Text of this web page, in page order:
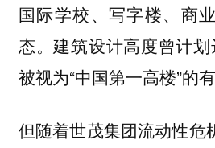
国际学校、写字楼、商
态。建筑设计高度曾计
被视为“中国第一高楼”的
但随着世茂集团流动性危